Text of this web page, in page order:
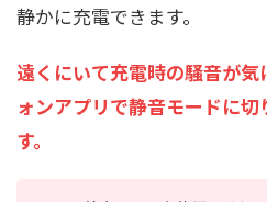
静かに充電できます。
遠くにいて充電時の騒音が
ォンアプリで静音モードに
す。